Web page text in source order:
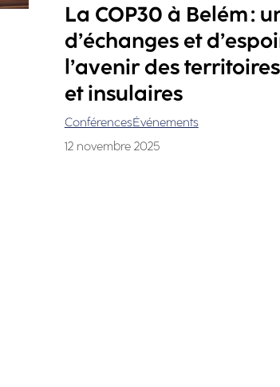
La COP30 à Belém :
d’échanges et
l’avenir des
et insulaires
ConférencesÉvénements
12 novembre 2025